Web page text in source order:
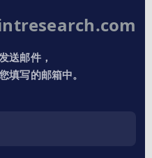
送邮件，
填写的邮箱中。